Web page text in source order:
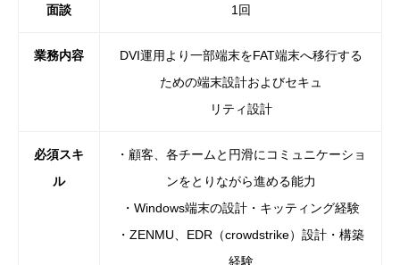
面談 1回
業務内容
DVI運用より一部端末をFAT端末へ移行する
ための端末設計およびセキュ
リティ設計
必須スキ
ル
・顧客、各チームと円滑にコミュニケーショ
ンをとりながら進める能力
・Windows端末の設計・キッティング経験
・ZENMU、EDR（crowdstrike）設計・構築
経験